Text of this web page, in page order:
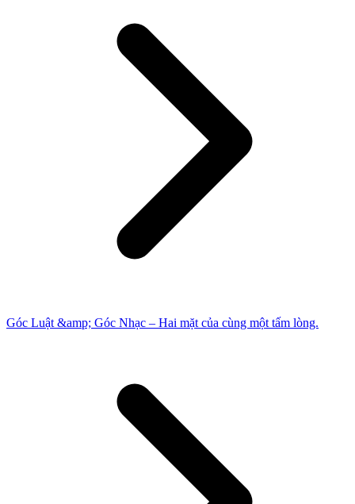
Góc Luật &amp; Góc Nhạc – Hai mặt của cùng một tấm lòng.